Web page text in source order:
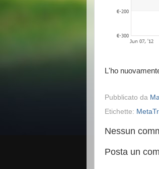
L'ho
Pubblicato da
Etichette:
Nessun
Posta un